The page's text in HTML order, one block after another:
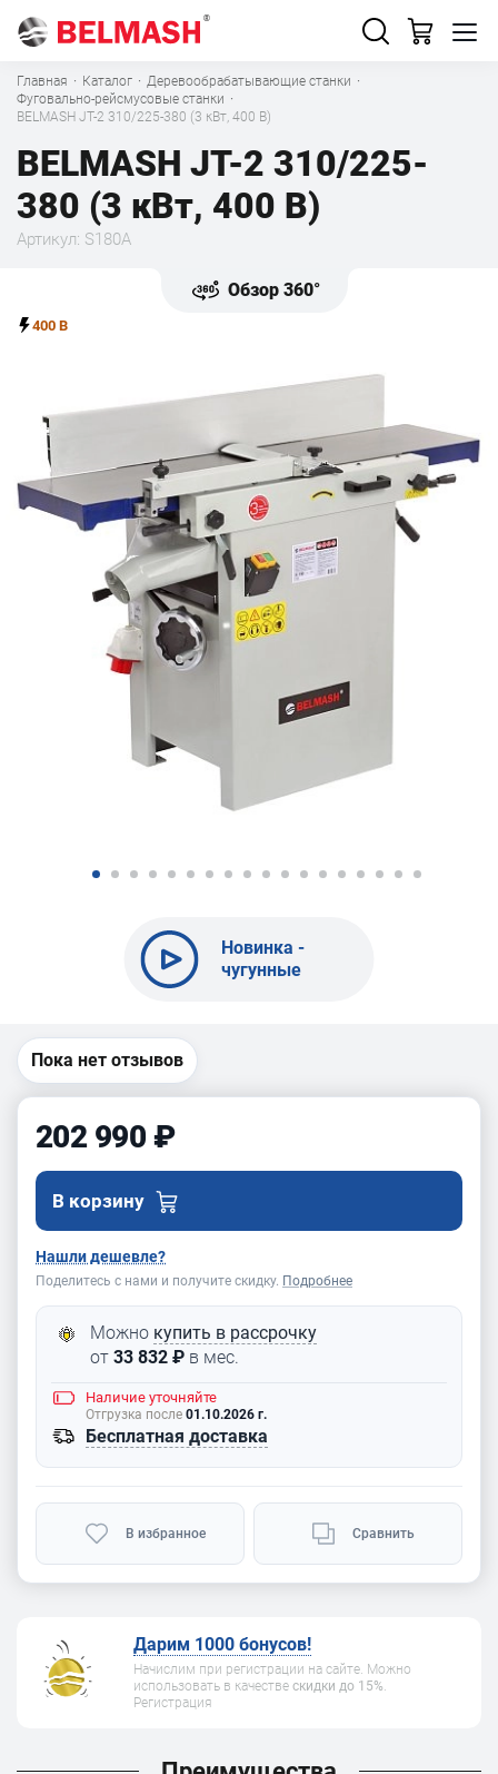
Главная · Каталог · Деревообрабатывающие станки ·
Фуговально-рейсмусовые станки ·
BELMASH JT-2 310/225-380 (3 кВт, 400 В)
BELMASH JT-2 310/225-
380 (3 кВт, 400 В)
Артикул: S180A
Обзор 360°
400 В
Новинка -
чугунные
Пока нет отзывов
202 990 ₽
В корзину
Нашли дешевле?
Поделитесь с нами и получите скидку. Подробнее
Можно купить в рассрочку
от 33 832 ₽ в мес.
Наличие уточняйте
Отгрузка после 01.10.2026 г.
Бесплатная доставка
В избранное Сравнить
Дарим 1000 бонусов!
Начислим при регистрации на сайте. Можно
использовать в качестве скидки до 15%.
Регистрация